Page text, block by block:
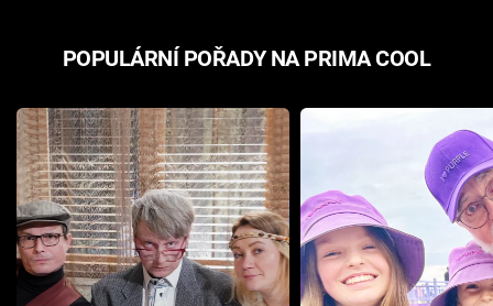
POPULÁRNÍ POŘADY NA PRIMA COOL